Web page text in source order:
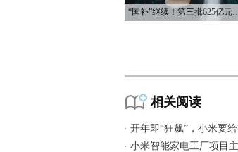
“国补”继续！第三
相关阅读
开年即“狂飙”，小米要
小米智能家电工厂项目